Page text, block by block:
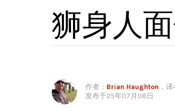
狮身人
作者 ： Brian Haughton ，译
发布于25年07月08日